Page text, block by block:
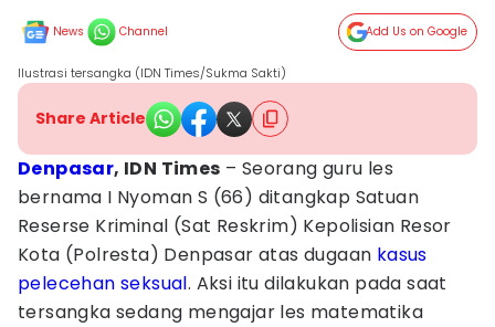
News Channel Add Us on Google
Ilustrasi tersangka (IDN Times/Sukma Sakti)
Share Article
Denpasar, IDN Times – Seorang guru les
bernama I Nyoman S (66) ditangkap Satuan
Reserse Kriminal (Sat Reskrim) Kepolisian Resor
Kota (Polresta) Denpasar atas dugaan kasus
pelecehan seksual. Aksi itu dilakukan pada saat
tersangka sedang mengajar les matematika